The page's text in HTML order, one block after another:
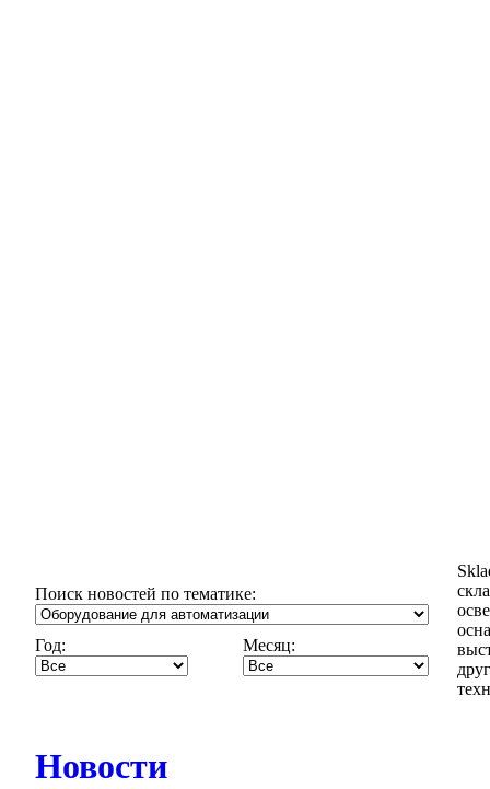
Поиск новостей по тематике:
Год: Месяц:
Новости